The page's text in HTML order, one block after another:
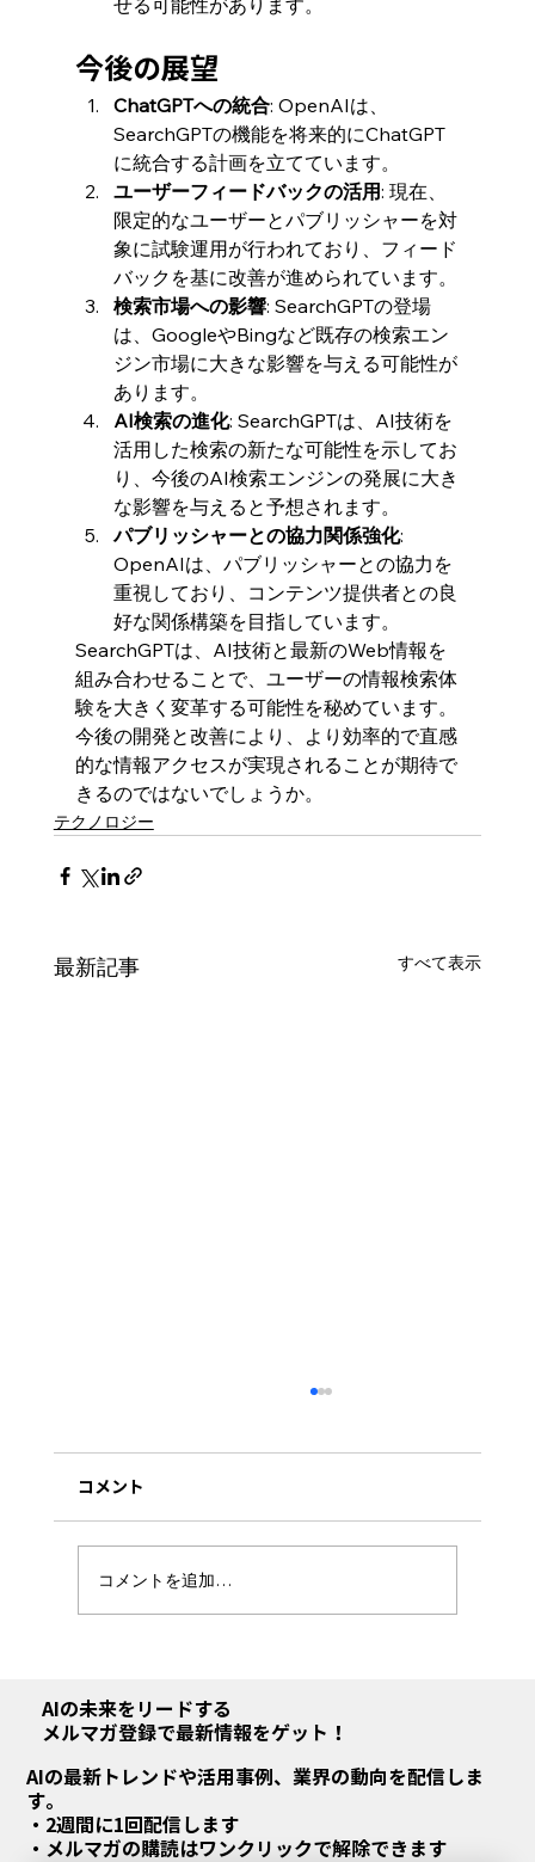
AIの未来をリードする
メルマガ登録で最新情報をゲット！
AIの最新トレンドや活用事例、業界の動向を配信しま
す。
・2週間に1回配信します
・メルマガの購読はワンクリックで解除できます
せる可能性があります。
今後の展望
ChatGPTへの統合: OpenAIは、
SearchGPTの機能を将来的にChatGPT
に統合する計画を立てています。
ユーザーフィードバックの活用: 現在、
限定的なユーザーとパブリッシャーを対
象に試験運用が行われており、フィード
バックを基に改善が進められています。
検索市場への影響: SearchGPTの登場
は、GoogleやBingなど既存の検索エン
ジン市場に大きな影響を与える可能性が
あります。
AI検索の進化: SearchGPTは、AI技術を
活用した検索の新たな可能性を示してお
り、今後のAI検索エンジンの発展に大き
な影響を与えると予想されます。
パブリッシャーとの協力関係強化:
OpenAIは、パブリッシャーとの協力を
重視しており、コンテンツ提供者との良
好な関係構築を目指しています。
SearchGPTは、AI技術と最新のWeb情報を
組み合わせることで、ユーザーの情報検索体
験を大きく変革する可能性を秘めています。
今後の開発と改善により、より効率的で直感
的な情報アクセスが実現されることが期待で
きるのではないでしょうか。
テクノロジー
最新記事 すべて表示
ゃなくレイテンシ。ローカルLLMが解禁
する使い方
コメント
コメントを追加…